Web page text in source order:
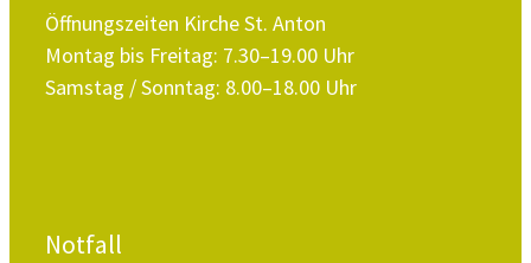
Öffnungszeiten Kirche St. Anton
Montag bis Freitag: 7.30–19.00 Uhr
Samstag / Sonntag: 8.00–18.00 Uhr
Notfall